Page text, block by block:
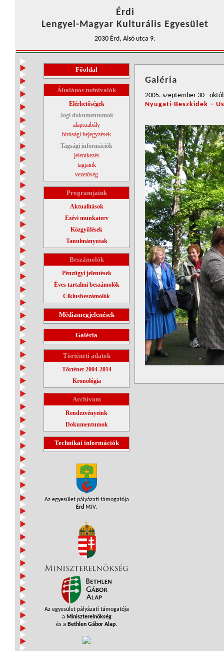
Érdi
Lengyel-Magyar Kulturális Egyesület
2030 Érd, Alsó utca 9.
Főoldal
Általános tudnivalók
Elérhetőségek
Jogi dokumentumok
alapszabály
bírósági bejegyzések
Tagsági információk
jelentkezés
tagjaink
vezetőség
Programjaink
Aktualitások
Ezévi munkaterv
Közgyűlések
Tanulmányutak
Beszámolók
Pénzügyi jelentések
Éves tartalmi beszámolók
Ciklusbeszámolók
Médiamegjelenések
Galéria
Történeti adatok
Történet 2004-2014
Kronológia
Archívum
Rendezvényeink
Dokumentumok
Technikai információk
Az egyesület pályázati támogatója
Érd MJV.
Az egyesület pályázati támogatója
a Miniszterelnökség
és a Bethlen Gábor Alap.
Galéria
2005. szeptember 30 -
Nyugati-Beszkidek –